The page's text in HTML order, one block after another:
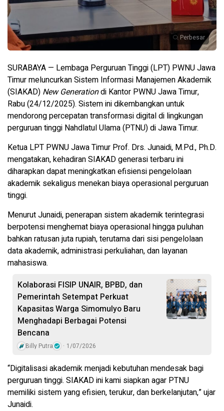
Perbesar
SURABAYA — Lembaga Perguruan Tinggi (LPT) PWNU Jawa
Timur meluncurkan Sistem Informasi Manajemen Akademik
(SIAKAD) New Generationdi Kantor PWNU Jawa Timur,
Rabu (24/12/2025). Sistem ini dikembangkan untuk
mendorong percepatan transformasi digital di lingkungan
perguruan tinggi Nahdlatul Ulama (PTNU) di Jawa Timur.
Ketua LPT PWNU Jawa Timur Prof. Drs. Junaidi, M.Pd., Ph.D.
mengatakan, kehadiran SIAKAD generasi terbaru ini
diharapkan dapat meningkatkan efisiensi pengelolaan
akademik sekaligus menekan biaya operasional perguruan
tinggi.
Menurut Junaidi, penerapan sistem akademik terintegrasi
berpotensi menghemat biaya operasional hingga puluhan
bahkan ratusan juta rupiah, terutama dari sisi pengelolaan
data akademik, administrasi perkuliahan, dan layanan
mahasiswa.
Kolaborasi FISIP UNAIR, BPBD, dan
Pemerintah Setempat Perkuat
Kapasitas Warga Simomulyo Baru
Menghadapi Berbagai Potensi
Bencana
Billy Putra 1/07/2026
“Digitalisasi akademik menjadi kebutuhan mendesak bagi
perguruan tinggi. SIAKAD ini kami siapkan agar PTNU
memiliki sistem yang efisien, terukur, dan berkelanjutan,” ujar
Junaidi.